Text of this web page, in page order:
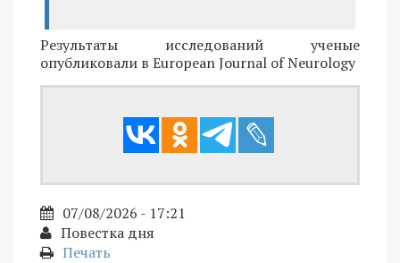
Результаты исследований ученые
опубликовали в European Journal of Neurology
07/08/2026 - 17:21
Повестка дня
Печать